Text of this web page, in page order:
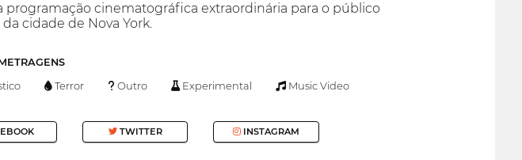
programação cinematográfica extraordinária para o público
cidade de Nova York.
Terror Outro Experimental Music Video
TWITTER INSTAGRAM